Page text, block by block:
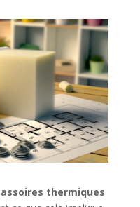
thermiques